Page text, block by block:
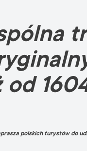
Muzea i galerie
Atrakcje
Panorama
Parki
Wycieczki
Środowisko
Statystyki
Rozpocznij życie
Poradnik
Uzyskaj
Wyszukiwanie
Wyszukiwanie
Materiały
polskich turystów do